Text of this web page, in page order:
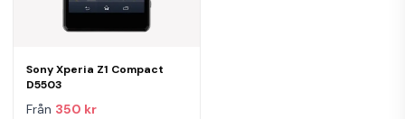
Sony Xperia Z1 Compact
D5503
Från 350 kr